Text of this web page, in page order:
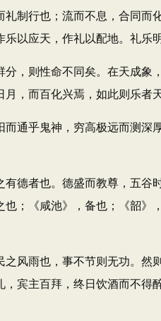
制行也；流而不息，合同而
以应天，作礼以配地。礼乐
则性命不同矣。在天成象
，而百化兴焉，如此则乐者
乎鬼神，穷高极远而测深
者也。德盛而教尊，五谷
；《咸池》，备也；《韶》
雨也，事不节则无功。然
宾主百拜，终日饮酒而不得